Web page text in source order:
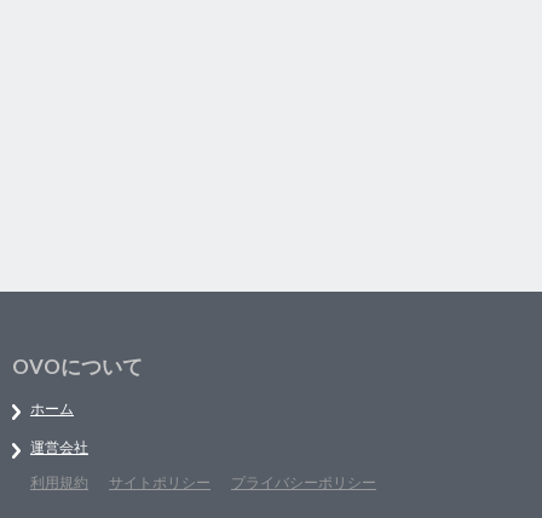
OVOについて
ホーム
運営会社
利用規約
サイトポリシー プライバシーポリシー